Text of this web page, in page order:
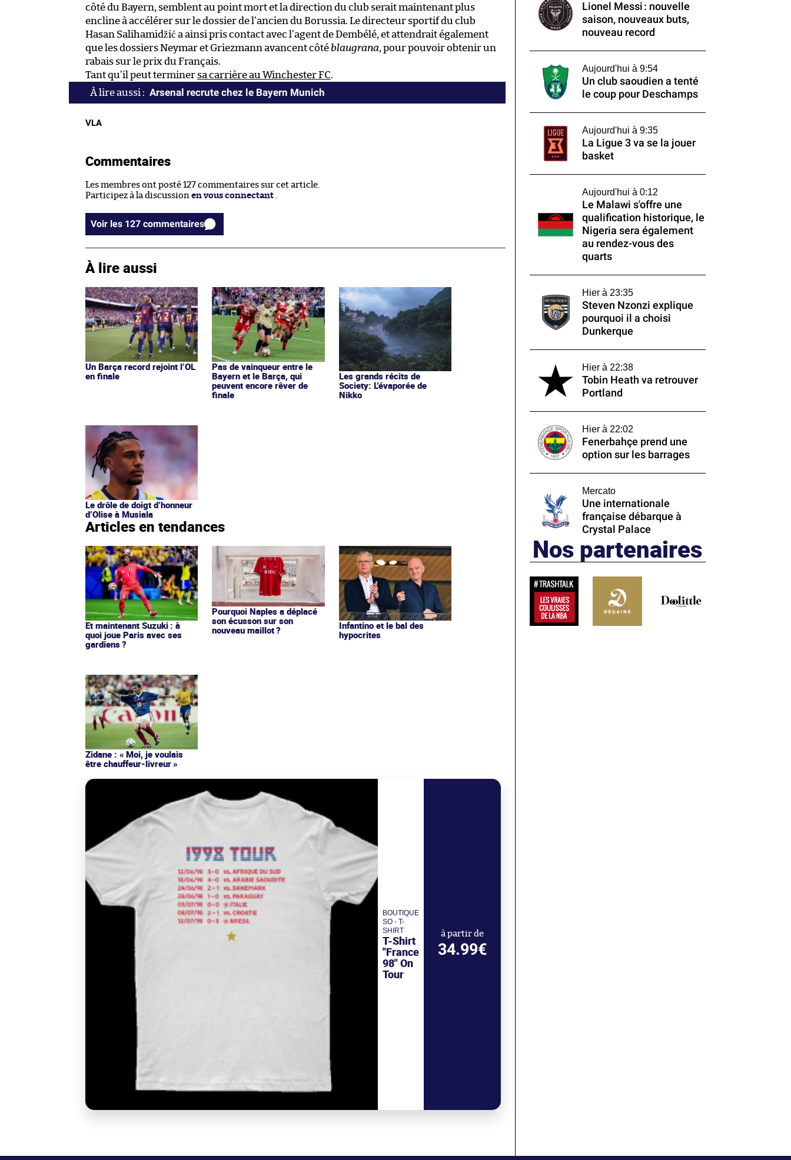
côté du Bayern, semblent au point mort et la direction du club serait maintenant plus
encline à accélérer sur le dossier de l’ancien du Borussia. Le directeur sportif du club
Hasan Salihamidžić a ainsi pris contact avec l’agent de Dembélé, et attendrait également
que les dossiers Neymar et Griezmann avancent côté blaugrana, pour pouvoir obtenir un
rabais sur le prix du Français.
Tant qu’il peut terminer sa carrière au Winchester FC.
Arsenal recrute chez le Bayern Munich
VLA
Commentaires
Les membres ont posté 127 commentaires sur cet article.
Participez à la discussion en vous connectant .
Voir les 127 commentaires
À lire aussi
Un Barça record rejoint l’OL
en finale
Pas de vainqueur entre le
Bayern et le Barça, qui
peuvent encore rêver de
finale
Les grands récits de
Society: L'évaporée de
Nikko
Le drôle de doigt d’honneur
d’Olise à Musiala
Articles en tendances
Et maintenant Suzuki : à
quoi joue Paris avec ses
gardiens ?
Pourquoi Naples a déplacé
son écusson sur son
nouveau maillot ?
Infantino et le bal des
hypocrites
Zidane : « Moi, je voulais
être chauffeur-livreur »
BOUTIQUE
SO - T-
SHIRT
T-Shirt
"France
98" On
Tour
à partir de
34.99€
Lionel Messi : nouvelle
saison, nouveaux buts,
nouveau record
Aujourd'hui à 9:54
Un club saoudien a tenté
le coup pour Deschamps
Aujourd'hui à 9:35
La Ligue 3 va se la jouer
basket
Aujourd'hui à 0:12
Le Malawi s'offre une
qualification historique, le
Nigeria sera également
au rendez-vous des
quarts
Hier à 23:35
Steven Nzonzi explique
pourquoi il a choisi
Dunkerque
Hier à 22:38
Tobin Heath va retrouver
Portland
Hier à 22:02
Fenerbahçe prend une
option sur les barrages
Mercato
Une internationale
française débarque à
Crystal Palace
Nos partenaires